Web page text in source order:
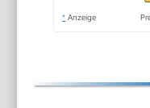
* Anzeige